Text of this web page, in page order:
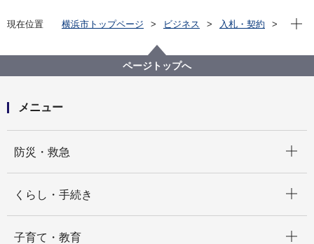
現在位置 横浜市トップページ ビジネス
入札・契約
【終了しました】【公募型プロポーザル方式】令和４
年度「第５期横浜市地域福祉保健計画」策定支援業務
現在
ページトップへ
メニュー
防災・救急
くらし・手続き
子育て・教育